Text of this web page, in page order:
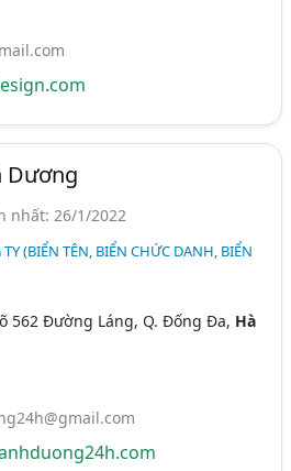
Dương
nhất: 26/1/2022
(BIỂN TÊN, BIỂN CHỨC DANH, BIỂN
562 Đường Láng, Q. Đống Đa, Hà